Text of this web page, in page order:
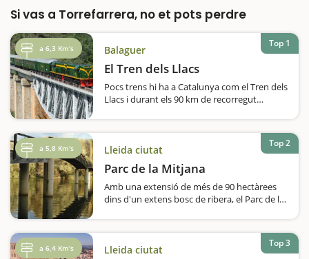
Si vas a Torrefarrera, no et pots perdre
a 6,3 Km's Balaguer
El Tren dels Llacs
Pocs trens hi ha a Catalunya com el Tren dels
Llacs i durant els 90 km de recorregut
experiència per viure en família. El Tren
dels…
Top 1
a 5,8 Km's Lleida ciutat
Parc de la Mitjana
Amb una extensió de més de 90 hectàrees
dins d'un extens bosc de ribera, el Parc de la
i un dels espais on les famílies…
Top 2
a 6,4 Km's Lleida ciutat
Top 3